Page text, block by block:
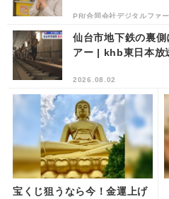
PR(合同会社デジタルファ
仙台市地下鉄の裏
アー | khb東日本放
2026.08.02
宝くじ狙うなら今！金運上げ